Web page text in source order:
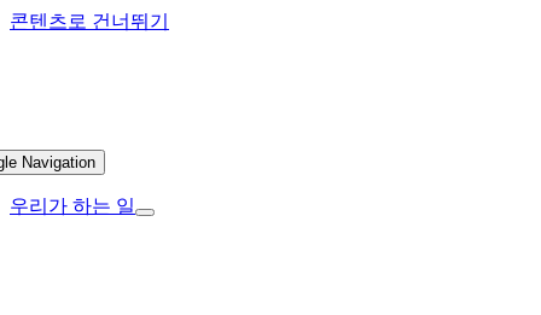
콘텐츠로 건너뛰기
Navigation
우리가 하는 일